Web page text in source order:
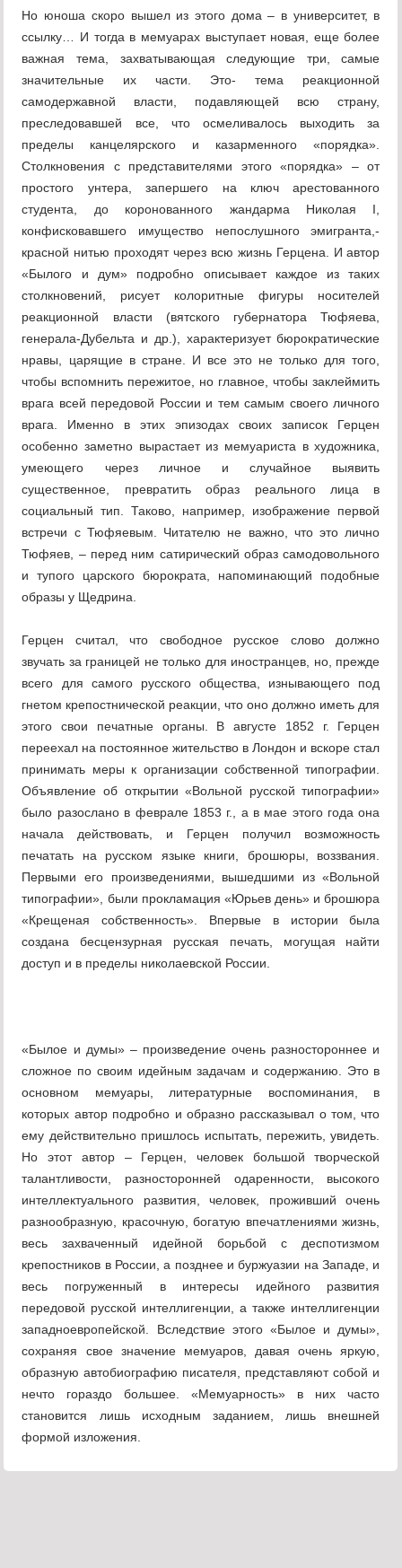
Но юноша скоро вышел из этого дома – в университет, в
ссылку… И тогда в мемуарах выступает новая, еще более
важная тема, захватывающая следующие три, самые
значительные их части. Это- тема реакционной
самодержавной власти, подавляющей всю страну,
преследовавшей все, что осмеливалось выходить за
пределы канцелярского и казарменного «порядка».
Столкновения с представителями этого «порядка» – от
простого унтера, запершего на ключ арестованного
студента, до коронованного жандарма Николая I,
конфисковавшего имущество непослушного эмигранта,-
красной нитью проходят через всю жизнь Герцена. И автор
«Былого и дум» подробно описывает каждое из таких
столкновений, рисует колоритные фигуры носителей
реакционной власти (вятского губернатора Тюфяева,
генерала-Дубельта и др.), характеризует бюрократические
нравы, царящие в стране. И все это не только для того,
чтобы вспомнить пережитое, но главное, чтобы заклеймить
врага всей передовой России и тем самым своего личного
врага. Именно в этих эпизодах своих записок Герцен
особенно заметно вырастает из мемуариста в художника,
умеющего через личное и случайное выявить
существенное, превратить образ реального лица в
социальный тип. Таково, например, изображение первой
встречи с Тюфяевым. Читателю не важно, что это лично
Тюфяев, – перед ним сатирический образ самодовольного
и тупого царского бюрократа, напоминающий подобные
образы у Щедрина.
Герцен считал, что свободное русское слово должно
звучать за границей не только для иностранцев, но, прежде
всего для самого русского общества, изнывающего под
гнетом крепостнической реакции, что оно должно иметь для
этого свои печатные органы. В августе 1852 г. Герцен
переехал на постоянное жительство в Лондон и вскоре стал
принимать меры к организации собственной типографии.
Объявление об открытии «Вольной русской типографии»
было разослано в феврале 1853 г., а в мае этого года она
начала действовать, и Герцен получил возможность
печатать на русском языке книги, брошюры, воззвания.
Первыми его произведениями, вышедшими из «Вольной
типографии», были прокламация «Юрьев день» и брошюра
«Крещеная собственность». Впервые в истории была
создана бесцензурная русская печать, могущая найти
доступ и в пределы николаевской России.
«Былое и думы» – произведение очень разностороннее и
сложное по своим идейным задачам и содержанию. Это в
основном мемуары, литературные воспоминания, в
которых автор подробно и образно рассказывал о том, что
ему действительно пришлось испытать, пережить, увидеть.
Но этот автор – Герцен, человек большой творческой
талантливости, разносторонней одаренности, высокого
интеллектуального развития, человек, проживший очень
разнообразную, красочную, богатую впечатлениями жизнь,
весь захваченный идейной борьбой с деспотизмом
крепостников в России, а позднее и буржуазии на Западе, и
весь погруженный в интересы идейного развития
передовой русской интеллигенции, а также интеллигенции
западноевропейской. Вследствие этого «Былое и думы»,
сохраняя свое значение мемуаров, давая очень яркую,
образную автобиографию писателя, представляют собой и
нечто гораздо большее. «Мемуарность» в них часто
становится лишь исходным заданием, лишь внешней
формой изложения.